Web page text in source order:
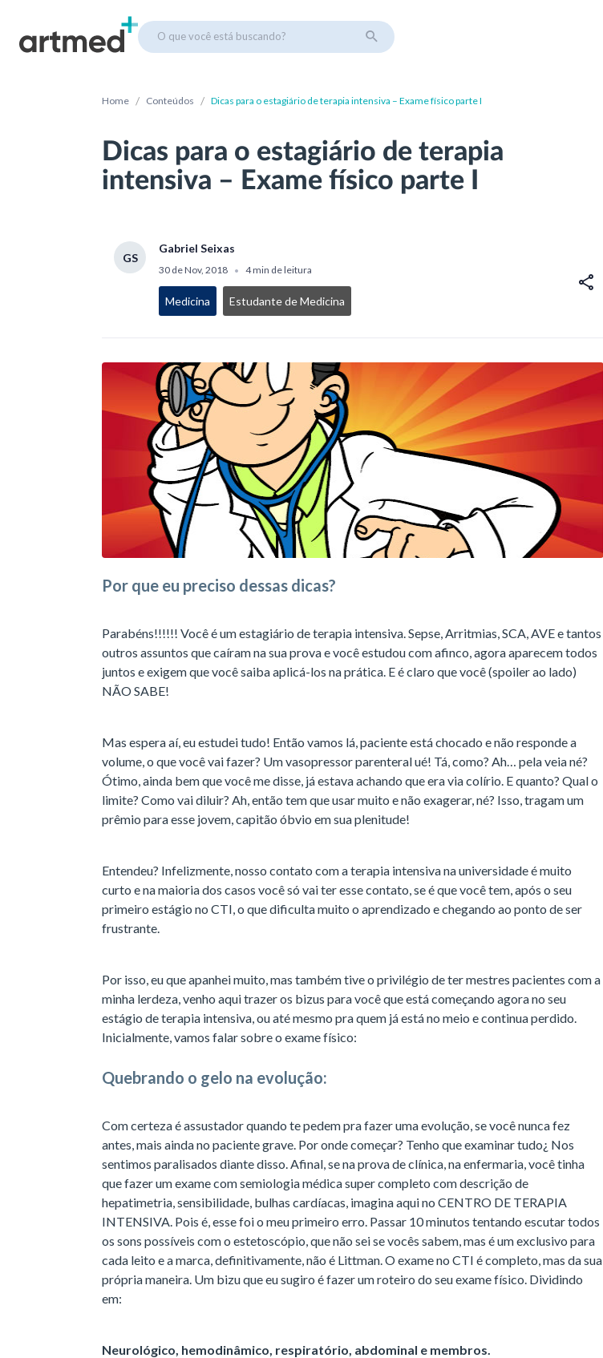
O que você está buscando?
Home / Conteúdos / Dicas para o estagiário de terapia intensiva – Exame físico parte I
Dicas para o estagiário de terapia
intensiva – Exame físico parte I
GS
Gabriel Seixas
30 de Nov, 2018 • 4 min de leitura
Medicina Estudante de Medicina
Por que eu preciso dessas dicas?
Parabéns!!!!!! Você é um estagiário de terapia intensiva. Sepse, Arritmias, SCA, AVE e tantos
outros assuntos que caíram na sua prova e você estudou com afinco, agora aparecem todos
juntos e exigem que você saiba aplicá-los na prática. E é claro que você (spoiler ao lado)
NÃO SABE!
Mas espera aí, eu estudei tudo! Então vamos lá, paciente está chocado e não responde a
volume, o que você vai fazer? Um vasopressor parenteral ué! Tá, como? Ah… pela veia né?
Ótimo, ainda bem que você me disse, já estava achando que era via colírio. E quanto? Qual o
limite? Como vai diluir? Ah, então tem que usar muito e não exagerar, né? Isso, tragam um
prêmio para esse jovem, capitão óbvio em sua plenitude!
Entendeu? Infelizmente, nosso contato com a terapia intensiva na universidade é muito
curto e na maioria dos casos você só vai ter esse contato, se é que você tem, após o seu
primeiro estágio no CTI, o que dificulta muito o aprendizado e chegando ao ponto de ser
frustrante.
Por isso, eu que apanhei muito, mas também tive o privilégio de ter mestres pacientes com a
minha lerdeza, venho aqui trazer os bizus para você que está começando agora no seu
estágio de terapia intensiva, ou até mesmo pra quem já está no meio e continua perdido.
Inicialmente, vamos falar sobre o exame físico:
Quebrando o gelo na evolução:
Com certeza é assustador quando te pedem pra fazer uma evolução, se você nunca fez
antes, mais ainda no paciente grave. Por onde começar? Tenho que examinar tudo¿ Nos
sentimos paralisados diante disso. Afinal, se na prova de clínica, na enfermaria, você tinha
que fazer um exame com semiologia médica super completo com descrição de
hepatimetria, sensibilidade, bulhas cardíacas, imagina aqui no CENTRO DE TERAPIA
INTENSIVA. Pois é, esse foi o meu primeiro erro. Passar 10 minutos tentando escutar todos
os sons possíveis com o estetoscópio, que não sei se vocês sabem, mas é um exclusivo para
cada leito e a marca, definitivamente, não é Littman. O exame no CTI é completo, mas da sua
própria maneira. Um bizu que eu sugiro é fazer um roteiro do seu exame físico. Dividindo
em:
Neurológico, hemodinâmico, respiratório, abdominal e membros.